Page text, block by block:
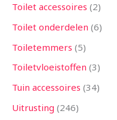
Toilet accessoires 2
Toilet onderdelen 6
Toiletemmers 5
Toiletvloeistoffen 3
Tuin accessoires 34
Uitrusting 246